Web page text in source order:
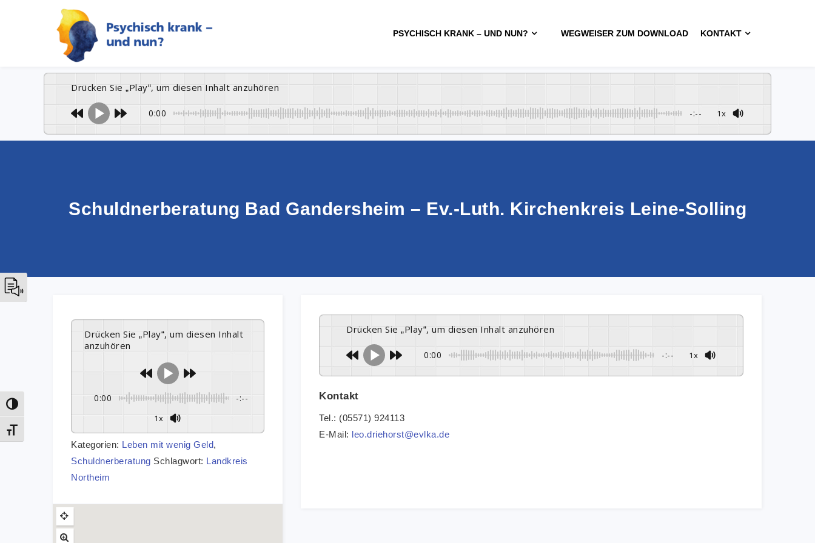
Umschalten auf hohe Kontraste
Schrift vergrößern
KONTAKT
WEGWEISER ZUM DOWNLOAD
PSYCHISCH KRANK – UND NUN?
Drücken Sie „Play“, um diesen Inhalt anzuhören
0:00 -:-- 1x
Schuldnerberatung Bad Gandersheim – Ev.-Luth. Kirchenkreis Leine-Solling
Drücken Sie „Play“, um diesen Inhalt
anzuhören
0:00 -:--
1x
Kategorien: Leben mit wenig Geld,
Schuldnerberatung Schlagwort: Landkreis
Northeim
Drücken Sie „Play“, um diesen Inhalt anzuhören
0:00 -:-- 1x
Kontakt
Tel.: (05571) 924113
E-Mail: leo.driehorst@evlka.de